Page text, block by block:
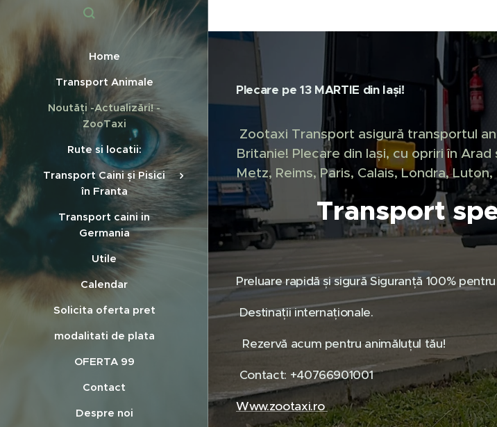
Home
Transport Animale
Noutăți -Actualizări! -
ZooTaxi
Rute si locatii:
Transport Caini și Pisici
în Franta
Transport caini in
Germania
Utile
Calendar
Solicita oferta pret
modalitati de plata
OFERTA 99
Contact
Despre noi
Plecare pe 13 MARTIE din Iași!
Zootaxi Transport asigură transportul
Britanie! Plecare din Iași, cu opriri în
Metz, Reims, Paris, Calais, Londra, Luton,
Transport
Preluare rapidă și sigură Siguranță 100%
Destinații internaționale.
Rezervă acum pentru animăluțul tău!
Contact: +40766901001
Www.zootaxi.ro